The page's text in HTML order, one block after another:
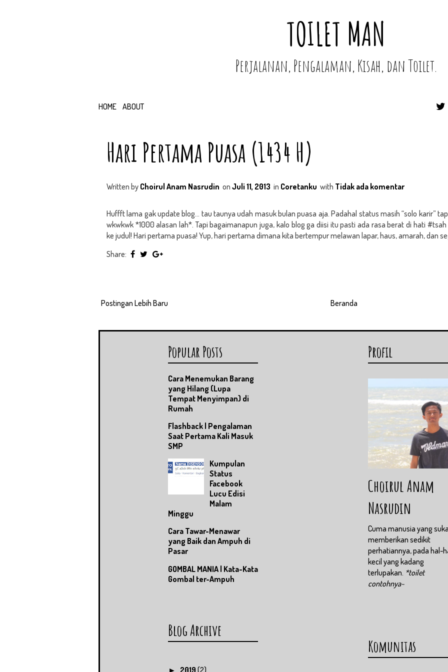
TOILET MAN
Perjalanan, Pengalaman, Kisah, dan Toilet.
HOME ABOUT
Hari Pertama Puasa (1434 H)
Written by Choirul Anam Nasrudin on Juli 11, 2013 in Coretanku with Tidak ada komentar
Huffft lama gak update blog… tau taunya udah masuk bulan puasa aja. Padahal status masih “solo karir”
wkwkwk *1000 alasan lah*. Tapi bagaimanapun juga, kalo blog ga diisi itu pasti ada rasa berat di hati
ke judul! Hari pertama puasa! Yup, hari pertama dimana kita bertempur melawan lapar, haus, amarah, dan
Share:
Postingan Lebih Baru Beranda
Popular Posts
Cara Menemukan Barang
yang Hilang (Lupa
Tempat Menyimpan) di
Rumah
Flashback | Pengalaman
Saat Pertama Kali Masuk
SMP
Kumpulan
Status
Facebook
Lucu Edisi
Malam
Minggu
Cara Tawar-Menawar
yang Baik dan Ampuh di
Pasar
GOMBAL MANIA | Kata-Kata
Gombal ter-Ampuh
Profil
Choirul Anam
Nasrudin
Cuma manusia yang
memberikan sedikit
perhatiannya, pada hal-
kecil yang kadang
terlupakan. *toilet
contohnya~
Blog Archive
► 2019 (2)
Komunitas